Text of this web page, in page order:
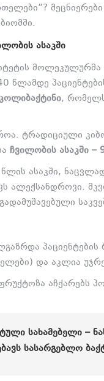
ᲐᲡᲐᲙᲨᲘ
კოლიბაქტინი,
ტრადიციული
ჩვილობის ასაკში –
ასაკში,
ალექსანდროვი.
პაციენტების
და აკლია
აჩქარებს
ᲡᲐᲮᲐᲛᲔᲑᲔᲚᲘ
ᲡᲐᲡᲐᲠᲒᲔᲑᲚᲝ